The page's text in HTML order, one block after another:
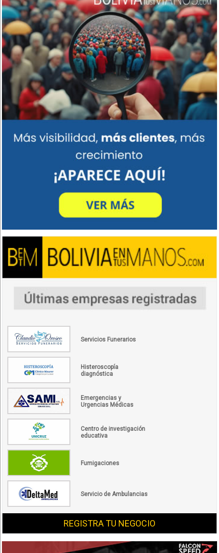
Servicios Funerarios
Histeroscopía
diagnóstica
Emergencias y
Urgencias Médicas
Centro de investigación
educativa
Fumigaciones
Servicio de Ambulancias
REGISTRA TU NEGOCIO